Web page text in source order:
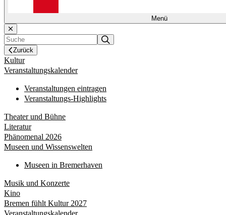
Menü
Zurück
Kultur
Veranstaltungskalender
Veranstaltungen eintragen
Veranstaltungs-Highlights
Theater und Bühne
Literatur
Phänomenal 2026
Museen und Wissenswelten
Museen in Bremerhaven
Musik und Konzerte
Kino
Bremen fühlt Kultur 2027